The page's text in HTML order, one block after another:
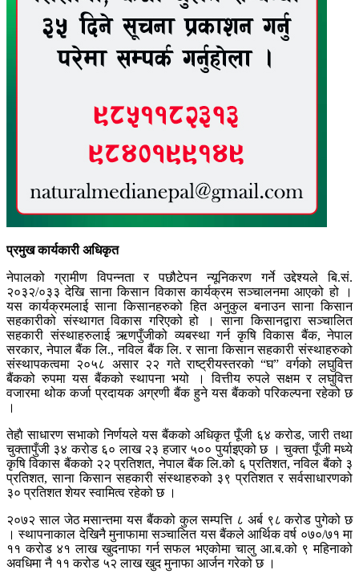
प्रमुख कार्यकारी अधिकृत
नेपालको ग्रामीण विपन्नता र पछौटेपन न्यूनिकरण गर्ने उद्देश्यले बि.सं.
२०३२/०३३ देखि साना किसान विकास कार्यक्रम सञ्चालनमा आएको हो ।
यस कार्यक्रमलाई साना किसानहरुको हित अनुकुल बनाउन साना किसान
सहकारीको संस्थागत विकास गरिएको हो । साना किसानद्वारा सञ्चालित
सहकारी संस्थाहरुलाई ऋणपुँजीको व्यबस्था गर्न कृषि विकास बैंक, नेपाल
सरकार, नेपाल बैंक लि., नविल बैंक लि. र साना किसान सहकारी संस्थाहरुको
संस्थापकत्वमा २०५८ असार २२ गते राष्ट्रीयस्तरको “घ” वर्गको लघुवित्त
बैंकको रुपमा यस बैंकको स्थापना भयो । वित्तीय रुपले सक्षम र लघुवित्त
वजारमा थोक कर्जा प्रदायक अग्रणी बैंक हुने यस बैंकको परिकल्पना रहेको छ
।
तेहाै साधारण सभाको निर्णयले यस बैंकको अधिकृत पूँजी ६४ करोड, जारी तथा
चुक्तापुँजी ३४ करोड ६० लाख २३ हजार ५०० पुर्याइएको छ । चुक्ता पूँजी मध्ये
कृषि विकास बैंकको २२ प्रतिशत, नेपाल बैंक लि.को ६ प्रतिशत, नविल बैंको ३
प्रतिशत, साना किसान सहकारी संस्थाहरुको ३९ प्रतिशत र सर्वसाधारणको
३० प्रतिशत शेयर स्वामित्व रहेको छ ।
२०७२ साल जेठ मसान्तमा यस बैंकको कुल सम्पत्ति ८ अर्ब ९८ करोड पुगेको छ
। स्थापनाकाल देखिनै मुनाफामा सञ्चालित यस बैंकले आर्थिक वर्ष ०७०/७१ मा
११ करोड ४१ लाख खुदनाफा गर्न सफल भएकोमा चालु आ.ब.को ९ महिनाको
अवधिमा नै ११ करोड ५२ लाख खुद मुनाफा आर्जन गरेको छ ।